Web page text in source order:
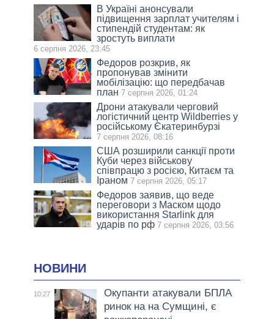
В Україні анонсували
підвищення зарплат учителям і
стипендій студентам: як
зростуть виплати
6 серпня 2026, 23:45
Федоров розкрив, як
пропонував змінити
мобілізацію: що передбачав
план 7 серпня 2026, 01:24
Дрони атакували черговий
логістичний центр Wildberries у
російському Єкатеринбурзі
7 серпня 2026, 08:16
США розширили санкції проти
Куби через військову
співпрацю з росією, Китаєм та
Іраном 7 серпня 2026, 05:17
Федоров заявив, що веде
переговори з Маском щодо
використання Starlink для
ударів по рф 7 серпня 2026, 03:56
НОВИНИ
10:27
Окупанти атакували БПЛА
ринок на на Сумщині, є